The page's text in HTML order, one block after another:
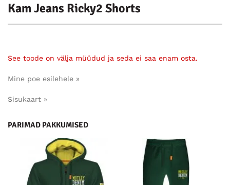
Kam Jeans Ricky2 Shorts
See toode on välja müüdud ja seda ei saa enam osta.
Mine poe esilehele »
Sisukaart »
PARIMAD PAKKUMISED